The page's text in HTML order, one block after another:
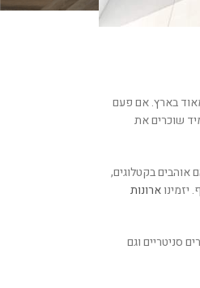
בארץ. אם פעם
שוכרים את
בקטלוגים,
ארונות
סניטריים וגם